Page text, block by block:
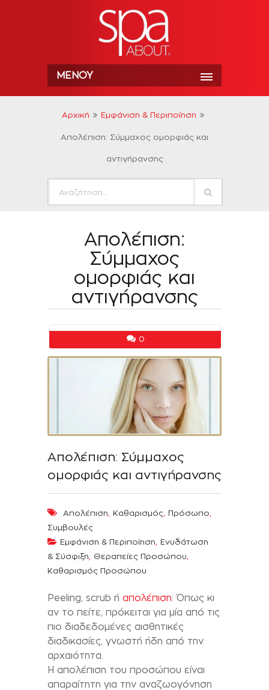
ΜΕΝΟΎ
Αρχική Εμφάνιση & Περιποίηση
Απολέπιση: Σύμμαχος ομορφιάς και
αντιγήρανσης
Απολέπιση:
Σύμμαχος
ομορφιάς και
αντιγήρανσης
0
Απολέπιση: Σύμμαχος
ομορφιάς και αντιγήρανσης
Απολέπιση, Καθαρισμός, Πρόσωπο,
Συμβουλές
Εμφάνιση & Περιποίηση, Ενυδάτωση
& Σύσφιξη, Θεραπείες Προσώπου,
Καθαρισμός Προσώπου
Peeling, scrub ή απολέπιση: Όπως κι
αν το πείτε, πρόκειται για μία από τις
πιο διαδεδομένες αισθητικές
διαδικασίες, γνωστή ήδη από την
αρχαιότητα.
Η απολέπιση του προσώπου είναι
απαραίτητη για την αναζωογόνηση